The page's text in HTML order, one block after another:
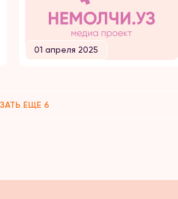
01 апреля 2025
ЕЩЕ 6